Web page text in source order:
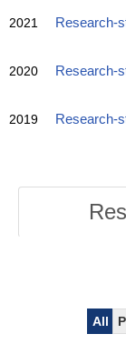
2021 Research-
2020 Research-
2019 Research-
All